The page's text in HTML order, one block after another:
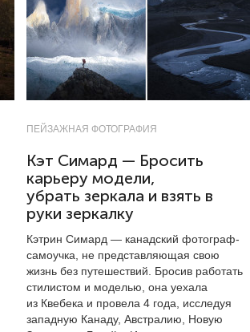
ПЕЙЗАЖНАЯ ФОТОГРАФИЯ
Кэт Симард — Бросить
карьеру модели,
убрать зеркала и взять в
руки зеркалку
Кэтрин Симард — канадский фотограф-
самоучка, не представляющая свою
жизнь без путешествий. Бросив работать
стилистом и моделью, она уехала
из Квебека и провела 4 года, исследуя
западную Канаду, Австралию, Новую